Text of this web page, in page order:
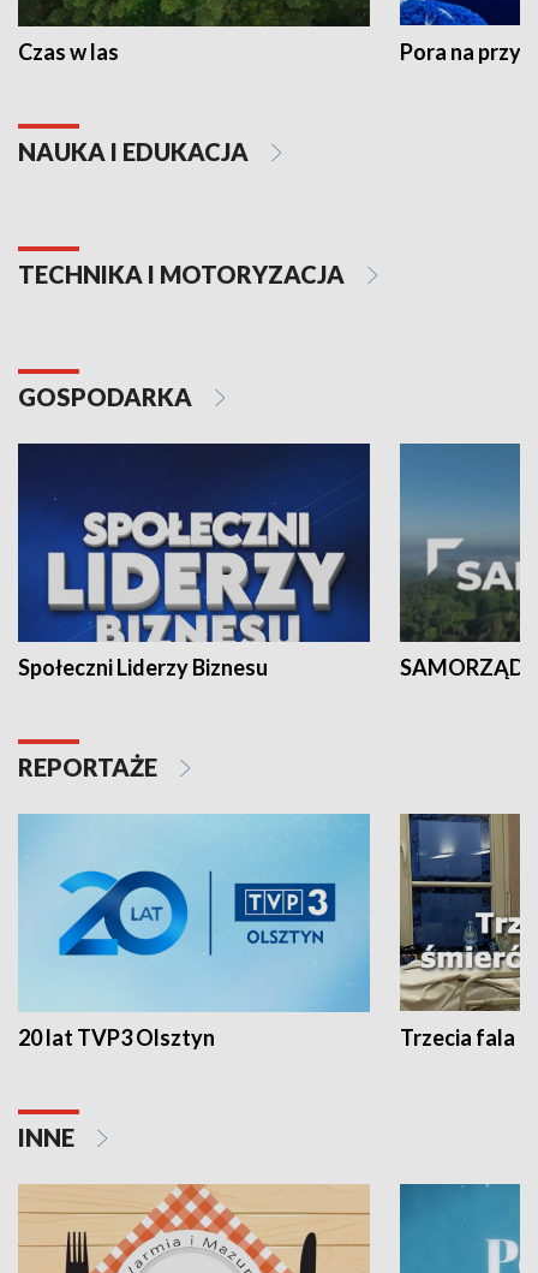
Czas w las Pora na
NAUKA I EDUKACJA
TECHNIKA I MOTORYZACJA
GOSPODARKA
Społeczni Liderzy Biznesu SAMORZĄD
REPORTAŻE
20 lat TVP3 Olsztyn Trzecia fala -
INNE